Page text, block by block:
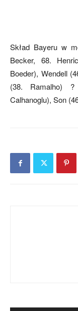
Skład Bayeru w
Becker, 68.
Boeder), Wendell
(38. Ramalho)
Calhanoglu), Son